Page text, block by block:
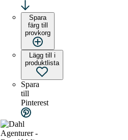
Spara
färg till
provkorg
Lägg till i
produktlista
Spara
till
Pinterest